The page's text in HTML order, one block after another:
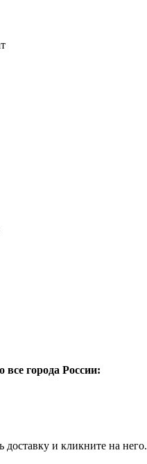
все города России:
и кликните на него.